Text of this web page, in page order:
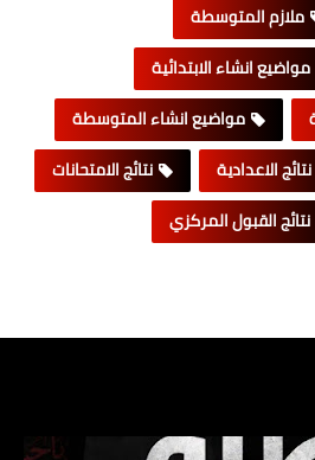
ملازم المتوسطة
مواضيع انشاء الابتدائية
مواضيع انشاء المتوسطة
نتائج الاعدادية
نتائج الامتحانات
نتائج القبول المركزي